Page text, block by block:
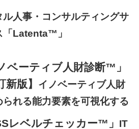
ル人事・コンサルティングサ
「Latenta™」
ベーティブ人財診断™」
新版】
イノベーティブ人財
られる能力要素を可視化する
レベルチェッカー™」 IT